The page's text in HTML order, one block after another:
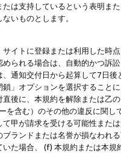
は支持しているという表明ま
いものとします。
イトに登録または利用した時
られる場合は、自動的かつ訴
通知交付日から起算して7日
鎖」オプションを選択するこ
後に、本規約を解除または乙
を含む）のその他の違反に関
甲が請求を受ける可能性また
ランドまたは名誉が損なわれ
た場合、 (f) 本規約または本